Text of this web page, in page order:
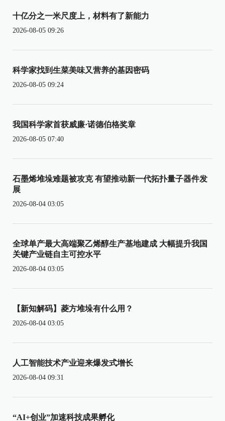
十亿分之一米尺度上，材料有了新能力
2026-08-05 09:26
科学家找到生菜美味又营养的基因密码
2026-08-05 09:24
我国科学家首获威廉·诺德伯格奖章
2026-08-05 07:40
石墨烯堆垛难题被攻克 有望推动新一代拓扑量子器件发
展
2026-08-04 03:05
全球单产最大高端聚乙烯醇生产基地建成 大幅提升我国
关键产业链自主可控水平
2026-08-04 03:05
【新知解码】菱方堆垛有什么用？
2026-08-04 03:05
人工智能技术产业迎来爆发式增长
2026-08-04 09:31
“AI+创业”加速科技成果孵化